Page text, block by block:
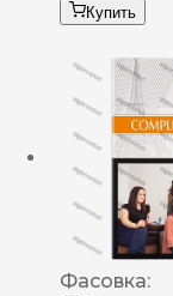
Купить
Фасовка: